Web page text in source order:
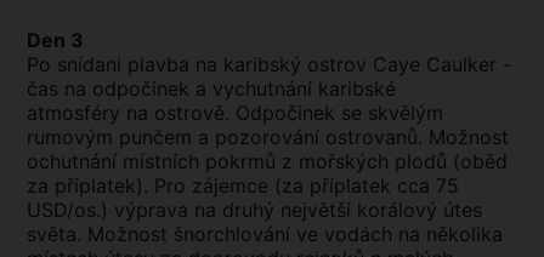
Den 3
Po snídani plavba na karibský ostrov Caye Caulker -
čas na odpočinek a vychutnání karibské
atmosféry na ostrově. Odpočinek se skvělým
rumovým punčem a pozorování ostrovanů. Možnost
ochutnání místních pokrmů z mořských plodů (oběd
za příplatek). Pro zájemce (za příplatek cca 75
USD/os.) výprava na druhý největší korálový útes
světa. Možnost šnorchlování ve vodách na několika